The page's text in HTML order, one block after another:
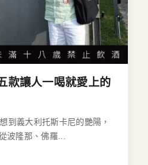
款讓人一喝就愛上的
到義大利托斯卡尼的艷陽，
波隆那、佛羅...